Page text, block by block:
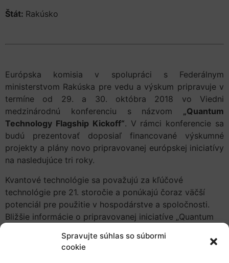
Spravujte súhlas so súbormi
cookie
Štát: Rakúsko
Európska komisia v spolupráci s Federálnym
ministerstvom Rakúska pre vedu a výskum pripravuje v
termíne od 29. a 30. októbra 2018 vo Viedni
medzinárodnú konferenciu s názvom „Quantum
Technology Flagship Kickoff“. V rámci konferencie sa
budú prezentovať doposiaľ financované výskumné
projekty a plány novo pripravovanej európskej iniciatívy
na nasledujúce tri roky.
Kvantové technológie sa považujú za kľúčové
technológie pre 21. storočie a ponúkajú čoraz väčší
potenciál pre použitie v hospodárstve a spoločnosti.
Bližšie informácie o pripravovanej iniciatíve „Quantum
Viac informácií o podujatí a možnosť registrácie nájdete